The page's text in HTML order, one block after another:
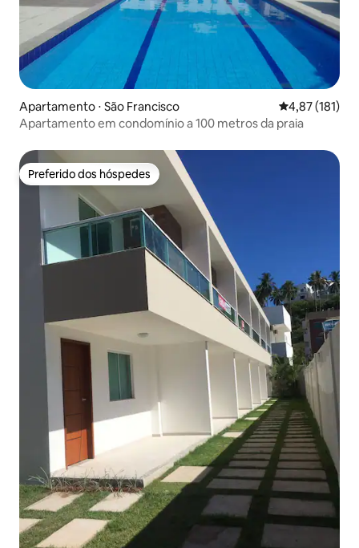
Apartamento ⋅ São Francisco 4,87 de uma
4,87 (181)
Apartamento em condomínio a 100 metros da praia
Preferido dos hóspedes
Preferido dos hóspedes